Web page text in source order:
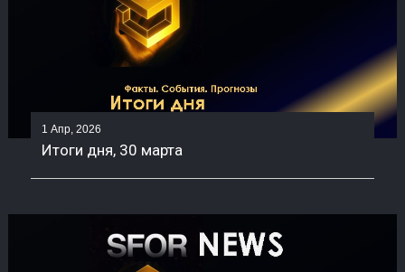
1 Апр, 2026
Итоги дня, 30 марта